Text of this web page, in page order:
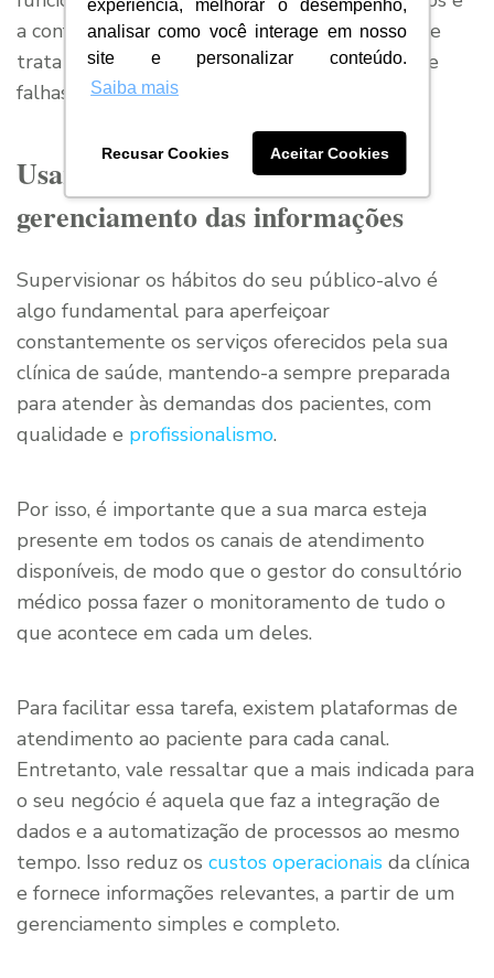
experiência, melhorar o desempenho,
analisar como você interage em nosso
site e personalizar conteúdo.
Saiba mais
Recusar Cookies Aceitar Cookies
a confecção dos relatórios. Além disso, como se
trata de um sistema otimizado, a ocorrência de
falhas e erro humano é bastante reduzida.
Usar plataformas para
gerenciamento das informações
Supervisionar os hábitos do seu público-alvo é
algo fundamental para aperfeiçoar
constantemente os serviços oferecidos pela sua
clínica de saúde, mantendo-a sempre preparada
para atender às demandas dos pacientes, com
qualidade e profissionalismo.
Por isso, é importante que a sua marca esteja
presente em todos os canais de atendimento
disponíveis, de modo que o gestor do consultório
médico possa fazer o monitoramento de tudo o
que acontece em cada um deles.
Para facilitar essa tarefa, existem plataformas de
atendimento ao paciente para cada canal.
Entretanto, vale ressaltar que a mais indicada para
o seu negócio é aquela que faz a integração de
dados e a automatização de processos ao mesmo
tempo. Isso reduz os custos operacionais da clínica
e fornece informações relevantes, a partir de um
gerenciamento simples e completo.